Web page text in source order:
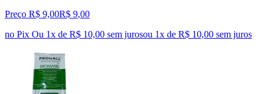
Preço R$ 9,00R$ 9,00
no Pix Ou 1x de R$ 10,00 sem jurosou 1x de R$ 10,00 sem juros